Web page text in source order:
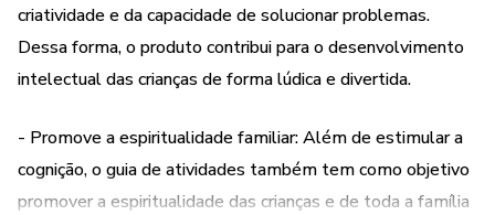
criatividade e da capacidade de solucionar problemas.
Dessa forma, o produto contribui para o desenvolvimento
intelectual das crianças de forma lúdica e divertida.
- Promove a espiritualidade familiar: Além de estimular a
cognição, o guia de atividades também tem como objetivo
promover a espiritualidade das crianças e de toda a família